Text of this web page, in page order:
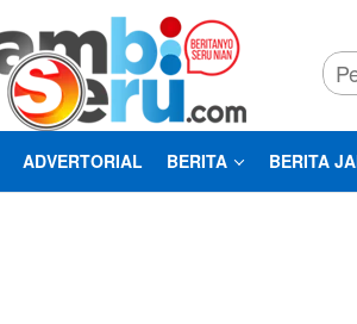
ADVERTORIAL BERITA BERITA